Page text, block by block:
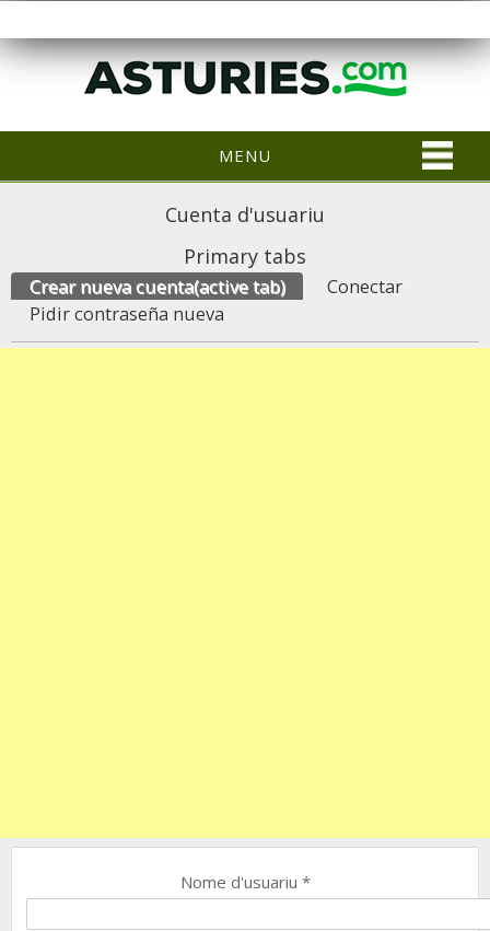
MENU
Cuenta d'usuariu
Primary tabs
Crear nueva cuenta(active tab)
Conectar
Pidir contraseña nueva
Nome d'usuariu *